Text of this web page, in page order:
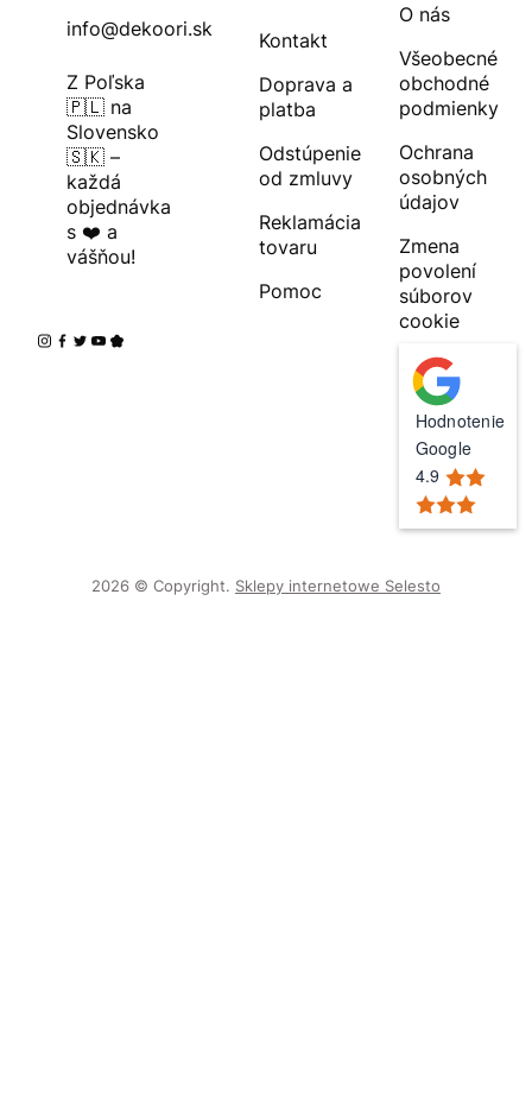
info@dekoori.sk
Z Poľska
🇵🇱 na
Slovensko
🇸🇰 –
každá
objednávka
s ❤️ a
vášňou!
Kontakt
Doprava a
platba
Odstúpenie
od zmluvy
Reklamácia
tovaru
Pomoc
O nás
Všeobecné
obchodné
podmienky
Ochrana
osobných
údajov
Zmena
povolení
súborov
cookie
Hodnotenie
Google
4.9
2026 © Copyright. Sklepy internetowe Selesto